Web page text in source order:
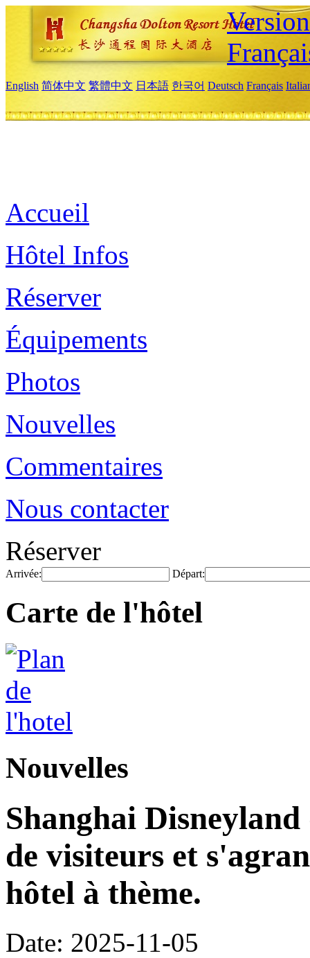
English 简体中文 繁體中文 日本語 한국어 Deutsch Français
Accueil
Hôtel Infos
Réserver
Équipements
Photos
Nouvelles
Commentaires
Nous contacter
Réserver
Arrivée: Départ:
Carte de l'hôtel
Nouvelles
Shanghai Disneyland
de visiteurs et
hôtel à thème.
Date: 2025-11-05